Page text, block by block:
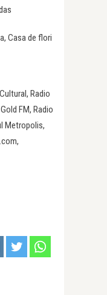
Casa de flori
Radio
FM, Radio
Metropolis,